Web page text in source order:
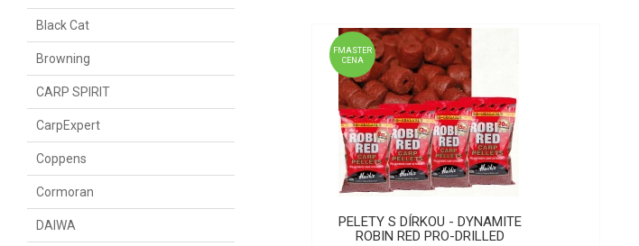
FMASTER
CENA
PELETY S DÍRKOU - DYNAMITE
ROBIN RED PRO-DRILLED
Black Cat
Browning
CARP SPIRIT
CarpExpert
Coppens
Cormoran
DAIWA